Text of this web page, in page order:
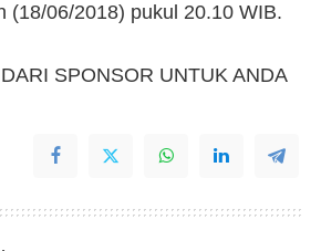
(18/06/2018) pukul 20.10 WIB.
SPONSOR UNTUK ANDA